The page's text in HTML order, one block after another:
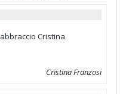
Cristina
Cristina Franzosi